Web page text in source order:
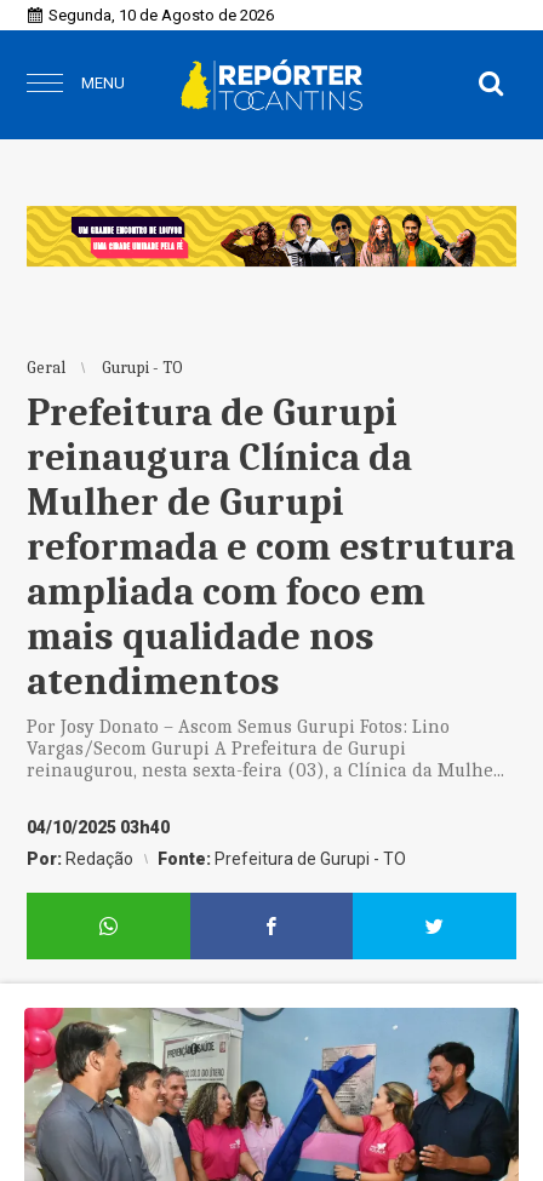
Segunda, 10 de Agosto de 2026
MENU
Geral Gurupi - TO
Prefeitura de Gurupi
reinaugura Clínica da
Mulher de Gurupi
reformada e com estrutura
ampliada com foco em
mais qualidade nos
atendimentos
Por Josy Donato – Ascom Semus Gurupi Fotos: Lino
Vargas/Secom Gurupi A Prefeitura de Gurupi
reinaugurou, nesta sexta-feira (03), a Clínica da Mulhe...
04/10/2025 03h40
Por: Redação Fonte: Prefeitura de Gurupi - TO